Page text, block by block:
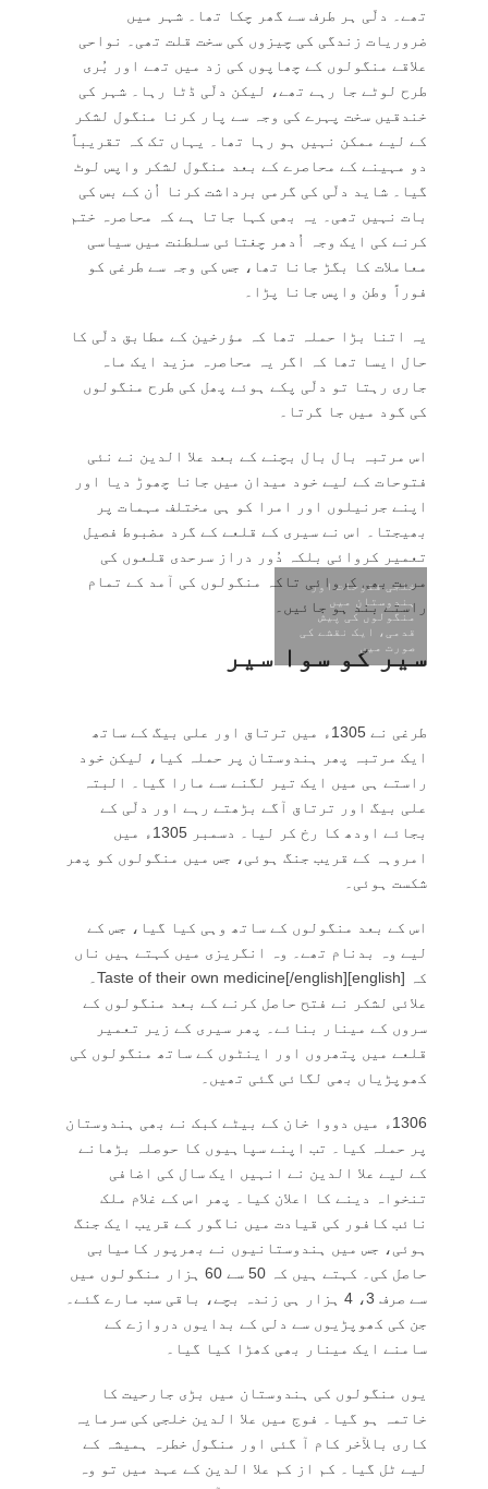
تھے۔ دلّی ہر طرف سے گھر چکا تھا۔ شہر میں
ضروریات زندگی کی چیزوں کی سخت قلت تھی۔ نواحی
علاقے منگولوں کے چھاپوں کی زد میں تھے اور بُری
طرح لوٹے جا رہے تھے، لیکن دلّی ڈٹا رہا۔ شہر کی
خندقیں سخت پہرے کی وجہ سے پار کرنا منگول لشکر
کے لیے ممکن نہیں ہو رہا تھا۔ یہاں تک کہ تقریباً
دو مہینے کے محاصرے کے بعد منگول لشکر واپس لوٹ
گیا۔ شاید دلّی کی گرمی برداشت کرنا اُن کے بس کی
بات نہیں تھی۔ یہ بھی کہا جاتا ہے کہ محاصرہ ختم
کرنے کی ایک وجہ اُدھر چغتائی سلطنت میں سیاسی
معاملات کا بگڑ جانا تھا، جس کی وجہ سے طرغی کو
فوراً وطن واپس جانا پڑا۔
یہ اتنا بڑا حملہ تھا کہ مؤرخین کے مطابق دلّی کا
حال ایسا تھا کہ اگر یہ محاصرہ مزید ایک ماہ
جاری رہتا تو دلّی پکے ہوئے پھل کی طرح منگولوں
کی گود میں جا گرتا۔
اس مرتبہ بال بال بچنے کے بعد علا الدین نے نئی
فتوحات کے لیے خود میدان میں جانا چھوڑ دیا اور
اپنے جرنیلوں اور امرا کو ہی مختلف مہمات پر
بھیجتا۔ اس نے سیری کے قلعے کے گرد مضبوط فصیل
تعمیر کروائی بلکہ دُور دراز سرحدی قلعوں کی
مرمت بھی کروائی تاکہ منگولوں کی آمد کے تمام
راستے بند ہو جائیں۔
سیر کو سوا سیر
خلجی فتوحات اور
ہندوستان میں
منگولوں کی پیش
قدمی، ایک نقشے کی
صورت میں
طرغی نے 1305ء میں ترتاق اور علی بیگ کے ساتھ
ایک مرتبہ پھر ہندوستان پر حملہ کیا، لیکن خود
راستے ہی میں ایک تیر لگنے سے مارا گیا۔ البتہ
علی بیگ اور ترتاق آگے بڑھتے رہے اور دلّی کے
بجائے اودھ کا رخ کر لیا۔ دسمبر 1305ء میں
امروہہ کے قریب جنگ ہوئی، جس میں منگولوں کو پھر
شکست ہوئی۔
اس کے بعد منگولوں کے ساتھ وہی کیا گیا، جس کے
لیے وہ بدنام تھے۔ وہ انگریزی میں کہتے ہیں ناں
علائی لشکر نے فتح حاصل کرنے کے بعد منگولوں کے
سروں کے مینار بنائے۔ پھر سیری کے زیر تعمیر
قلعے میں پتھروں اور اینٹوں کے ساتھ منگولوں کی
کھوپڑیاں بھی لگائی گئی تھیں۔
1306ء میں دووا خان کے بیٹے کبک نے بھی ہندوستان
پر حملہ کیا۔ تب اپنے سپاہیوں کا حوصلہ بڑھانے
کے لیے علا الدین نے انہیں ایک سال کی اضافی
تنخواہ دینے کا اعلان کیا۔ پھر اس کے غلام ملک
نائب کافور کی قیادت میں ناگور کے قریب ایک جنگ
ہوئی، جس میں ہندوستانیوں نے بھرپور کامیابی
حاصل کی۔ کہتے ہیں کہ 50 سے 60 ہزار منگولوں میں
سے صرف 3، 4 ہزار ہی زندہ بچے، باقی سب مارے گئے۔
جن کی کھوپڑیوں سے دلی کے بدایوں دروازے کے
سامنے ایک مینار بھی کھڑا کیا گیا۔
یوں منگولوں کی ہندوستان میں بڑی جارحیت کا
خاتمہ ہو گیا۔ فوج میں علا الدین خلجی کی سرمایہ
کاری بالآخر کام آ گئی اور منگول خطرہ ہمیشہ کے
لیے ٹل گیا۔ کم از کم علا الدین کے عہد میں تو وہ